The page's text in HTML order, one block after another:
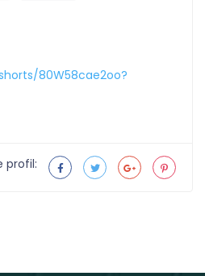
80W58cae2oo?
profil: